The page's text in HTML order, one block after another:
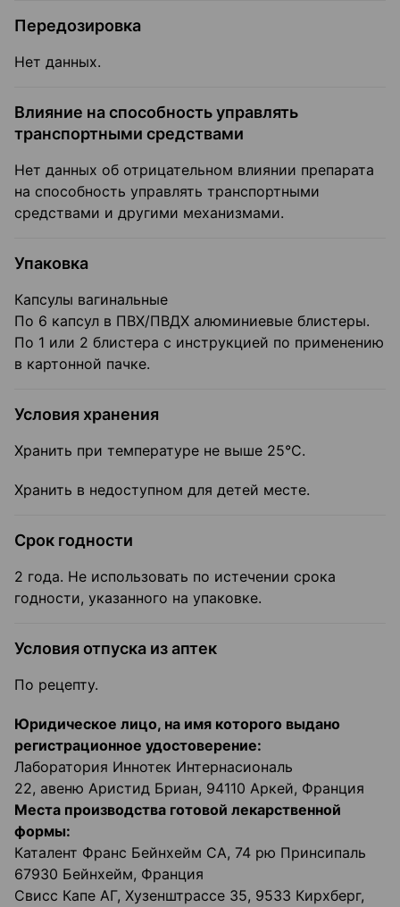
Передозировка
Нет данных.
Влияние на способность управлять
транспортными средствами
Нет данных об отрицательном влиянии препарата
на способность управлять транспортными
средствами и другими механизмами.
Упаковка
Капсулы вагинальные
По 6 капсул в ПВХ/ПВДХ алюминиевые блистеры.
По 1 или 2 блистера с инструкцией по применению
в картонной пачке.
Условия хранения
Хранить при температуре не выше 25°C.
Хранить в недоступном для детей месте.
Срок годности
2 года. Не использовать по истечении срока
годности, указанного на упаковке.
Условия отпуска из аптек
По рецепту.
Юридическое лицо, на имя которого выдано
регистрационное удостоверение:
Лаборатория Иннотек Интернасиональ
22, авеню Аристид Бриан, 94110 Аркей, Франция
Места производства готовой лекарственной
формы:
Каталент Франс Бейнхейм СА, 74 рю Принсипаль
67930 Бейнхейм, Франция
Свисс Капе АГ, Хузенштрассе 35, 9533 Кирхберг,